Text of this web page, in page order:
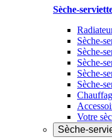
Sèche-
Sèche-
Sèche-
Sèche-
Sèche-
Sèche-
Votre
Sèche-